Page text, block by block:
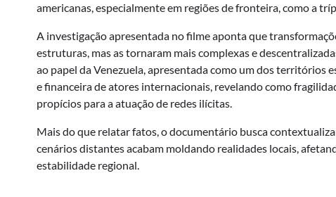
americanas, especialmente em regiões de fronteira, como a
A investigação apresentada no filme aponta que
estruturas, mas as tornaram mais complexas e
ao papel da Venezuela, apresentada como um dos territórios
e financeira de atores internacionais, revelando como
propícios para a atuação de redes ilícitas.
Mais do que relatar fatos, o documentário busca
cenários distantes acabam moldando realidades locais,
estabilidade regional.